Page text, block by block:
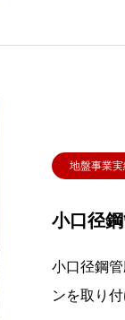
地盤事業
小口径
小口径鋼
ンを取り